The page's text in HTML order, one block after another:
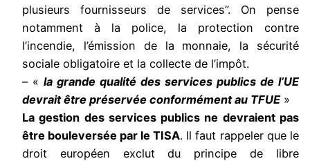
plusieurs fournisseurs de services”. On pense
notamment à la police, la protection contre
l’incendie, l’émission de la monnaie, la sécurité
sociale obligatoire et la collecte de l’impôt.
– « la grande qualité des services publics de l’UE
devrait être préservée conformément au TFUE»
La gestion des services publics ne devraient pas
être bouleversée par le TISA. Il faut rappeler que le
droit européen exclut du principe de libre